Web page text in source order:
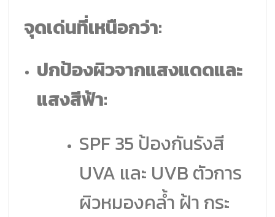
จุดเด่นที่เหนือกว่า:
ปกป้องผิวจากแสงแดดและ
แสงสีฟ้า:
SPF 35 ป้องกันรังสี
UVA และ UVB ตัวการ
ผิวหมองคล้ำ ฝ้า กระ